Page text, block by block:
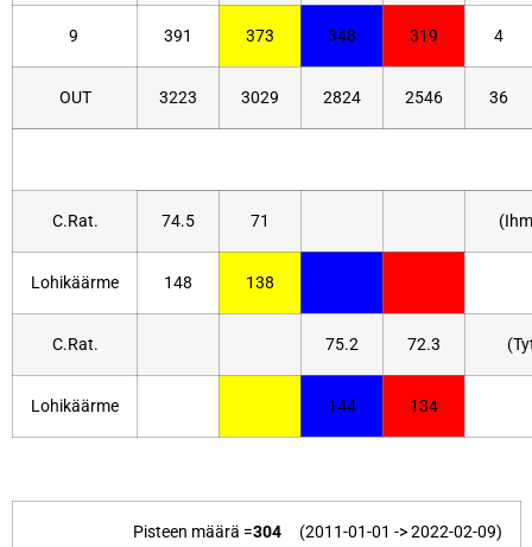
9 391 373 348 319 4
OUT 3223 3029 2824 2546 36
C.Rat. 74.5 71
Lohikäärme 148 138
C.Rat. 75.2 72.3
Lohikäärme 144 134
Pisteen määrä =304 (2011-01-01 -> 2022-02-09)